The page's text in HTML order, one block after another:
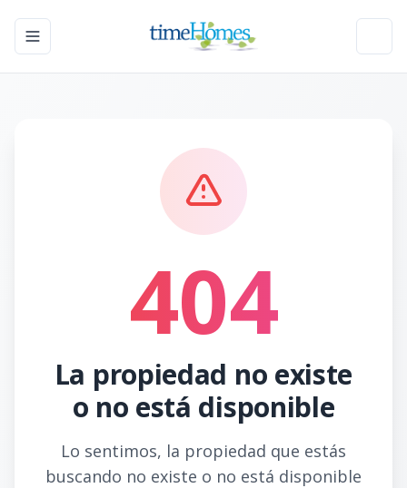
Toggle navigation menu
404
La propiedad no existe
o no está disponible
Lo sentimos, la propiedad que estás
buscando no existe o no está disponible